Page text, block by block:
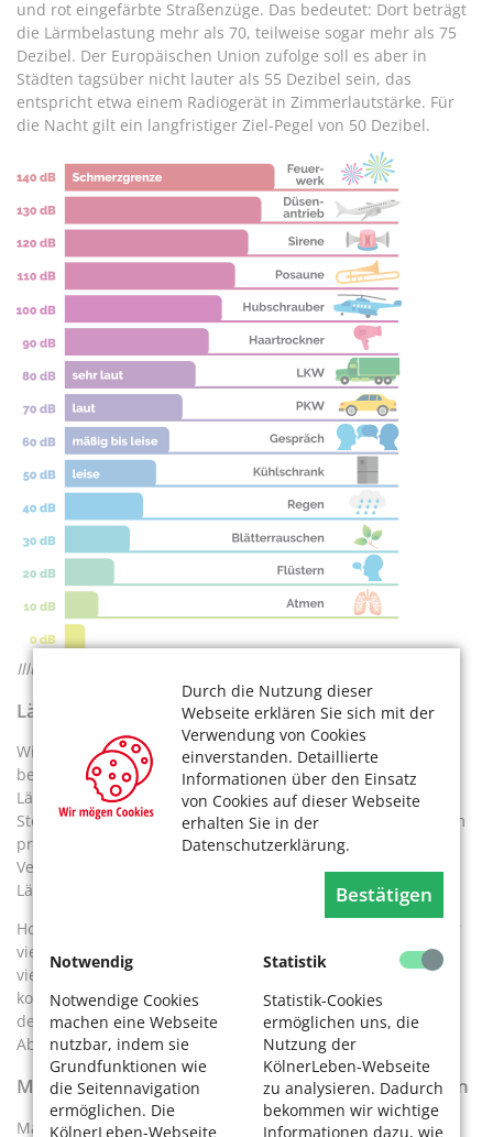
Durch die Nutzung dieser
Webseite erklären Sie sich mit der
Verwendung von Cookies
einverstanden. Detaillierte
Informationen über den Einsatz
von Cookies auf dieser Webseite
erhalten Sie in der
Datenschutzerklärung.
Bestätigen
Notwendig
Notwendige Cookies
machen eine Webseite
nutzbar, indem sie
Grundfunktionen wie
die Seitennavigation
ermöglichen. Die
KölnerLeben-Webseite
Statistik
Statistik-Cookies
ermöglichen uns, die
Nutzung der
KölnerLeben-Webseite
zu analysieren. Dadurch
bekommen wir wichtige
Informationen dazu, wie
und rot eingefärbte Straßenzüge. Das bedeutet: Dort beträgt
die Lärmbelastung mehr als 70, teilweise sogar mehr als 75
Dezibel. Der Europäischen Union zufolge soll es aber in
Städten tagsüber nicht lauter als 55 Dezibel sein, das
entspricht etwa einem Radiogerät in Zimmerlautstärke. Für
die Nacht gilt ein langfristiger Ziel-Pegel von 50 Dezibel.
Illustration: VectorMine / stock.adobe.com
Lärm wird berechnet
Wichtig zu wissen: „Der Lärm wird nicht gemessen, sondern
berechnet“, erläutert Harald Krauß. „Um die stadtweite
Lärmbelastung herauszufinden, müsste man an sehr vielen
Stellen und im Grunde kontinuierlich messen.“ Das sei kaum
praktikabel, zumal Wind und Wetter sowie unterschiedliche
Verkehrsaufkommen zu unterschiedlichen Zeiten die
Lärmmessung erheblich beeinflussen.
Hochkomplexe Berechnungsverfahren seien demgegenüber
viel genauer. In die Berechnung fließt ein, welche und wie
viele Verkehrsmittel im Durchschnitt unterwegs sind. Hinzu
kommen die zulässige Höchstgeschwindigkeit, die Steigung
der jeweiligen Straße, die Art des Straßenbelags,
Abschirmungen und Schallreflexionen.
Maßnahmen zur Lärmminderung in Kölns Straßen
Maßnahmen gegen den Lärm laufen in Köln bereits. Zu den